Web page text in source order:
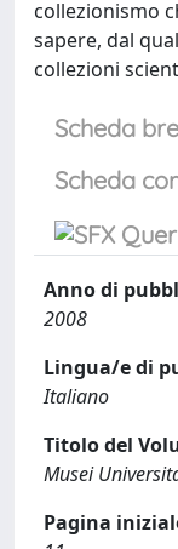
collezionismo
sapere, dal
collezioni
Scheda
Scheda
Anno di
2008
Lingua/e di
Italiano
Titolo del
Musei
Pagina